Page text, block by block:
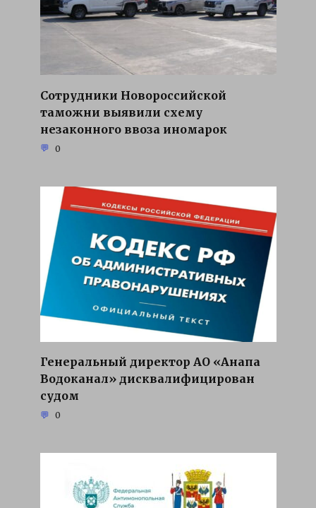
Сотрудники Новороссийской
таможни выявили схему
незаконного ввоза иномарок
0
Генеральный директор АО «Анапа
Водоканал» дисквалифицирован
судом
0